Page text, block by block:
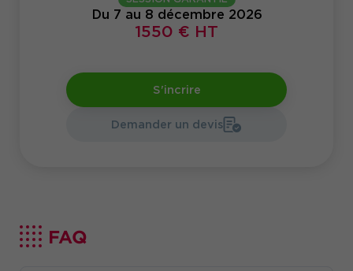
Du 7 au 8 décembre 2026
1550 € HT
S'incrire
Demander un devis
FAQ